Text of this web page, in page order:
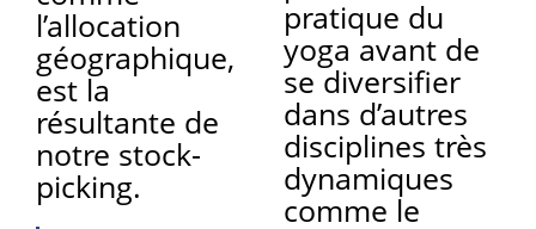
l’allocation
géographique,
est la
résultante de
notre stock-
picking.
pratique du
yoga avant de
se diversifier
dans d’autres
disciplines très
dynamiques
comme le